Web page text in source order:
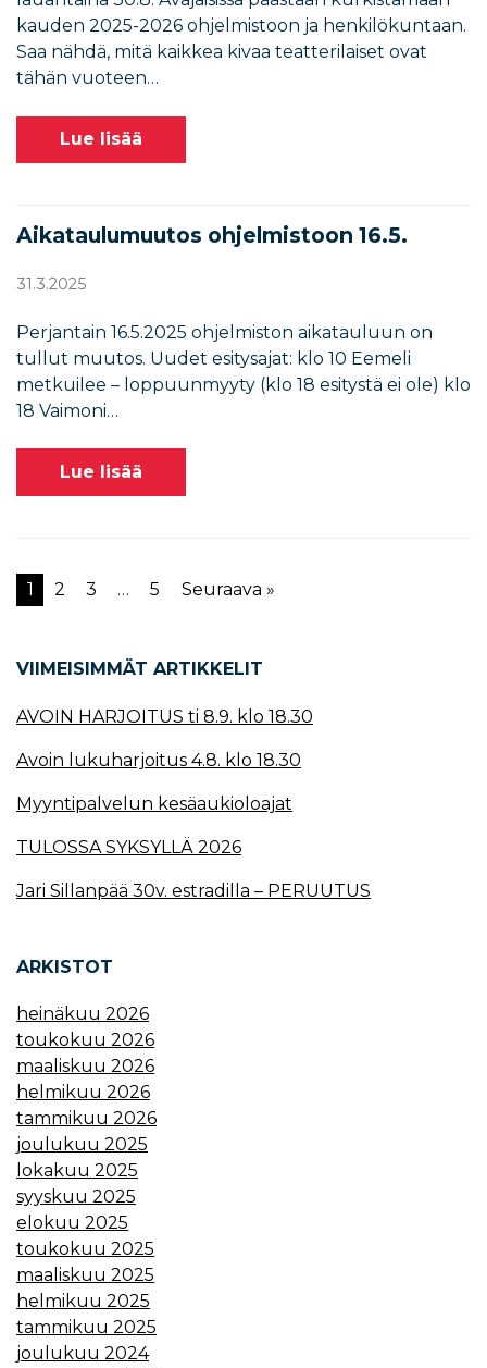
kauden 2025-2026 ohjelmistoon ja henkilökuntaan.
Saa nähdä, mitä kaikkea kivaa teatterilaiset ovat
tähän vuoteen…
Lue lisää
Aikataulumuutos ohjelmistoon 16.5.
31.3.2025
Perjantain 16.5.2025 ohjelmiston aikatauluun on
tullut muutos. Uudet esitysajat: klo 10 Eemeli
metkuilee – loppuunmyyty (klo 18 esitystä ei ole) klo
18 Vaimoni…
Lue lisää
1 2 3 … 5 Seuraava »
VIIMEISIMMÄT ARTIKKELIT
AVOIN HARJOITUS ti 8.9. klo 18.30
Avoin lukuharjoitus 4.8. klo 18.30
Myyntipalvelun kesäaukioloajat
TULOSSA SYKSYLLÄ 2026
Jari Sillanpää 30v. estradilla – PERUUTUS
ARKISTOT
heinäkuu 2026
toukokuu 2026
maaliskuu 2026
helmikuu 2026
tammikuu 2026
joulukuu 2025
lokakuu 2025
syyskuu 2025
elokuu 2025
toukokuu 2025
maaliskuu 2025
helmikuu 2025
tammikuu 2025
joulukuu 2024